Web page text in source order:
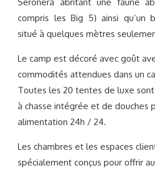
compris les Big 5) ainsi qu’un
situé à quelques mètres
Le camp est décoré avec goût
commodités attendues dans un
Toutes les 20 tentes de luxe
à chasse intégrée et de douches
alimentation 24h / 24.
Les chambres et les espaces
spécialement conçus pour offrir